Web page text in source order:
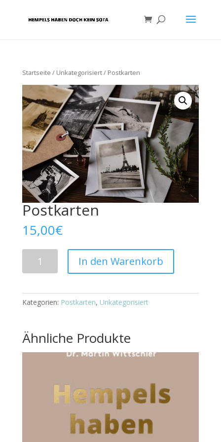
Startseite / Unkategorisiert/ Postkarten
Postkarten
15,00€
Menge
In den Warenkorb
Kategorien: Postkarten, Unkategorisiert
Ähnliche Produkte